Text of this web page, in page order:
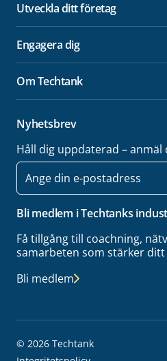
Utveckla ditt företag
Engagera dig
Om Techtank
Nyhetsbrev
Håll dig uppdaterad –
E-
post
Bli medlem i Techtanks
Få tillgång till coachning,
samarbeten som stärker
Bli medlem
© 2026 Techtank